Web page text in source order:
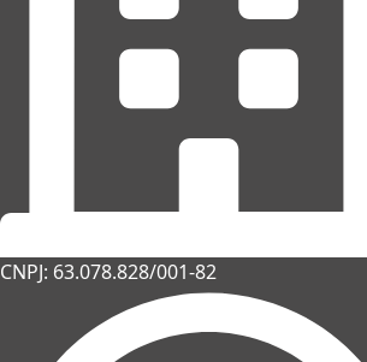
CNPJ: 63.078.828/001-82